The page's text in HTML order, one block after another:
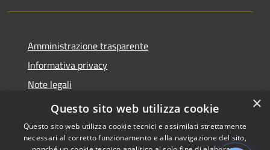
Amministrazione trasparente
Informativa privacy
Note legali
Dichiarazione di accessibilità
×
Questo sito web utilizza cookie
Questo sito web utilizza cookie tecnici e assimilati strettamente
necessari al corretto funzionamento e alla navigazione del sito,